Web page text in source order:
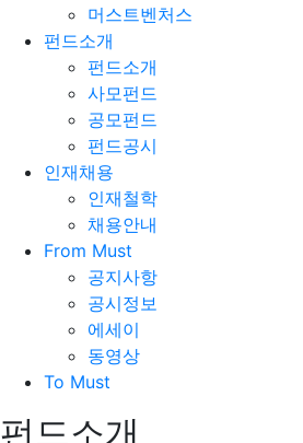
머스트벤처스
펀드소개
펀드소개
사모펀드
공모펀드
펀드공시
인재채용
인재철학
채용안내
From Must
공지사항
공시정보
에세이
동영상
To Must
펀드소개